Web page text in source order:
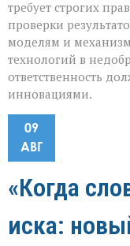
требует строгих
проверки
моделям и
технологий в
ответственность
инновациями.
09
АВГ
«Когда
иска: